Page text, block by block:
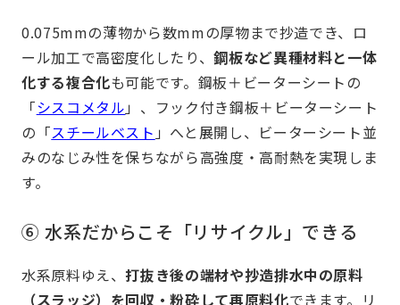
0.075mmの薄物から数mmの厚物まで抄造でき、ロ
ール加工で高密度化したり、鋼板など異種材料と一体
化する複合化も可能です。鋼板＋ビーターシートの
「シスコメタル 」、フック付き鋼板＋ビーターシート
の「スチールベスト 」へと展開し、ビーターシート並
みのなじみ性を保ちながら高強度・高耐熱を実現しま
す。
⑥ 水系だからこそ「リサイクル」できる
水系原料ゆえ、 打抜き後の端材や抄造排水中の原料
（スラッジ）を回収・粉砕して再原料化できます。リ